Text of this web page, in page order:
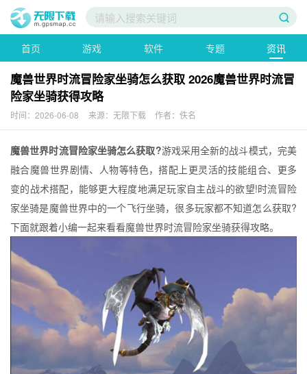
首页 游戏 软件 专题 资讯
魔兽世界时流冒险家坐骑怎么获取 2026魔兽世界时流冒
险家坐骑获得攻略
时间：2026-06-08 来源：无限下载 作者：佚名
魔兽世界时流冒险家坐骑怎么获取?游戏采用全新的战斗模式，完美
融合魔兽世界剧情、人物等特色，搭配上更灵活的技能组合、更多
变的战术搭配，能够更大程度地满足玩家自主战斗的欲望!时流冒险
家坐骑是魔兽世界中的一个飞行坐骑‌，很多玩家都不知道怎么获取?
下面就跟着小编一起来看看魔兽世界时流冒险家坐骑获得攻略。